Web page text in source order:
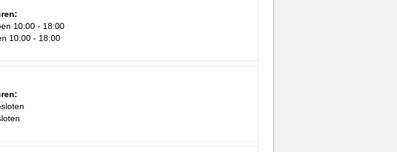
10:00 - 18:00
10:00 - 18:00